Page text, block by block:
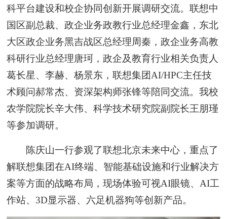
科平台建设和校企协同创新开展调研交流。联想中
国区副总裁、政企业务政教行业总经理金鑫，东北
大区政企业务黑吉战区总经理周秦，政企业务高教
科研行业总经理唐珂，政企及教育行业相关负责人
葛长星、李赫、杨景东，联想集团AI/HPC主任技
术顾问郝常杰、资深架构师张锋等陪同交流。我校
农学院院长辛大伟、科学技术研究院副院长王朋瑾
等参加调研。
陈庆山一行参观了联想北京未来中心，重点了
解联想集团在AI终端、智能基础设施和行业解决方
案等方面的战略布局，现场体验可视AI眼镜、AI工
作站、3D显示器、六足机器狗等创新产品。